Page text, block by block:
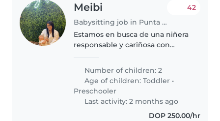
Meibi
Babysitting job in Punta Cana
42
Estamos en busca de una niñera
responsable y cariñosa con
dos bebes en Bavaro. Lo que
buscamos: – Persona proactiva,
con iniciativa y buena actitud –..
Number of children: 2
Age of children:Toddler •
Preschooler
Last activity: 2 months ago
DOP 250.00/hr